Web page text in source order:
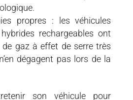
propres : les véhicules
rechargeables ont
de gaz à effet de serre très
dégagent pas lors de la
son véhicule pour